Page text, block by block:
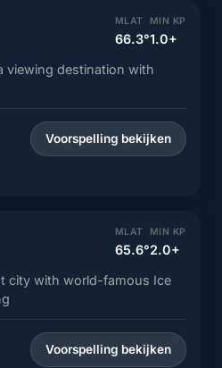
MLAT
66.3°
MIN KP
1.0+
viewing destination with
Voorspelling bekijken
MLAT
65.6°
MIN KP
2.0+
city with world-famous Ice
Voorspelling bekijken